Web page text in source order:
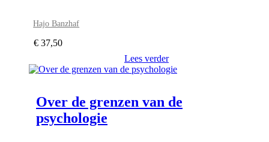
Hajo Banzhaf
€ 37,50
Lees verder
Over de grenzen van de
psychologie